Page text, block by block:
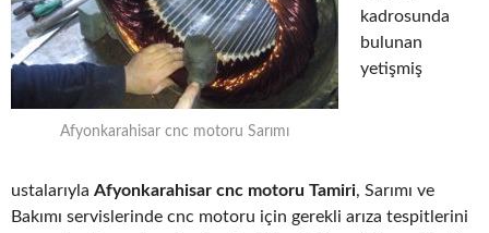
Afyonkarahisar cnc motoru Sarımı
kadrosunda
bulunan
yetişmiş
ustalarıyla Afyonkarahisar cnc motoru Tamiri, Sarımı ve
Bakımı servislerinde cnc motoru için gerekli arıza tespitlerini